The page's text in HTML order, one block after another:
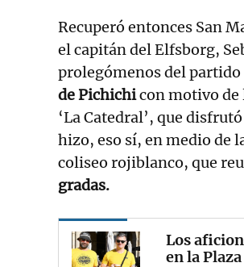
Recuperó entonces San
el capitán del Elfsborg,
prolegómenos del partido
de Pichichicon motivo de
‘La Catedral’, que
hizo, eso sí, en medio de
coliseo rojiblanco, que
gradas.
Los
en la